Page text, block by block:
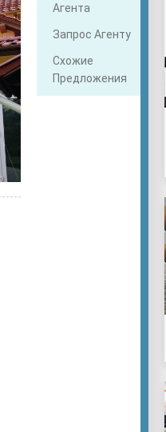
Агента
Запрос Агенту
Схожие
Предложения